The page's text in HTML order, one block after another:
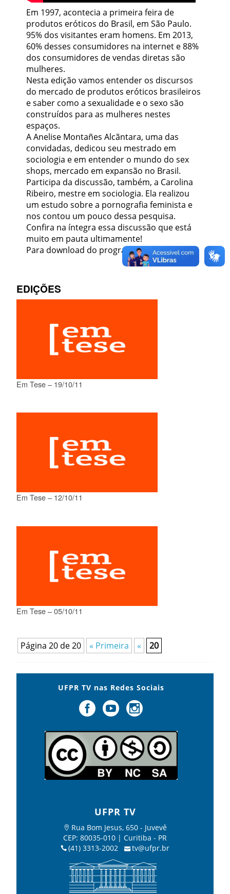
Em 1997, acontecia a primeira feira de
produtos eróticos do Brasil, em São Paulo.
95% dos visitantes eram homens. Em 2013,
60% desses consumidores na internet e 88%
dos consumidores de vendas diretas são
mulheres.
Nesta edição vamos entender os discursos
do mercado de produtos eróticos brasileiros
e saber como a sexualidade e o sexo são
construídos para as mulheres nestes
espaços.
A Anelise Montañes Alcãntara, uma das
convidadas, dedicou seu mestrado em
sociologia e em entender o mundo do sex
shops, mercado em expansão no Brasil.
Participa da discussão, também, a Carolina
Ribeiro, mestre em sociologia. Ela realizou
um estudo sobre a pornografia feminista e
nos contou um pouco dessa pesquisa.
Confira na íntegra essa discussão que está
muito em pauta ultimamente!
Para download do programa, clique aqui
EDIÇÕES
Em Tese – 19/10/11
Em Tese – 12/10/11
Em Tese – 05/10/11
Página 20 de 20 « Primeira « 20
UFPR TV nas Redes Sociais
UFPR TV
Rua Bom Jesus, 650 - Juvevê
CEP: 80035-010 | Curitiba - PR
(41) 3313-2002
tv@ufpr.br